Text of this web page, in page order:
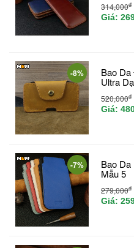
314,000đ
Giá:
-8% Bao
Ultra
520,000đ
Giá:
-7% Bao
Mẫu 5
279,000đ
Giá: